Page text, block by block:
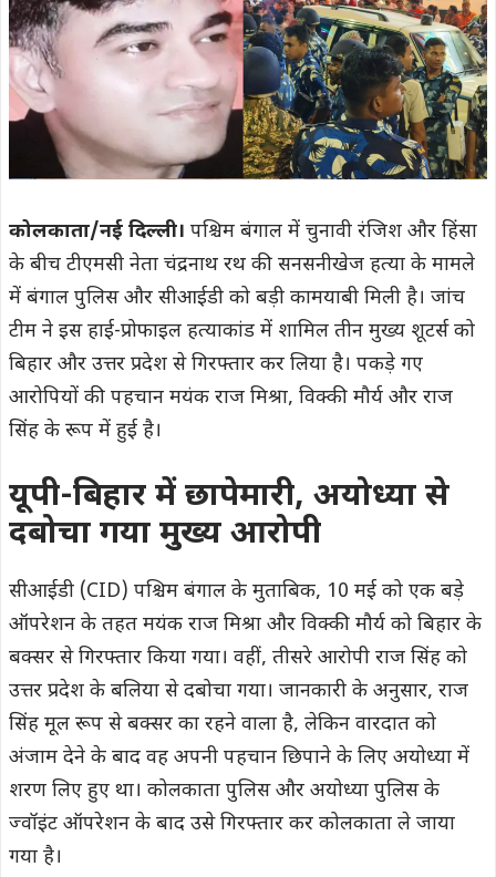
कोलकाता/नई दिल्ली। पश्चिम बंगाल में चुनावी रंजिश और हिंसा
के बीच टीएमसी नेता चंद्रनाथ रथ की सनसनीखेज हत्या के मामले
में बंगाल पुलिस और सीआईडी को बड़ी कामयाबी मिली है। जांच
टीम ने इस हाई-प्रोफाइल हत्याकांड में शामिल तीन मुख्य शूटर्स को
बिहार और उत्तर प्रदेश से गिरफ्तार कर लिया है। पकड़े गए
आरोपियों की पहचान मयंक राज मिश्रा, विक्की मौर्य और राज
सिंह के रूप में हुई है।
यूपी-बिहार में छापेमारी, अयोध्या से
दबोचा गया मुख्य आरोपी
सीआईडी (CID) पश्चिम बंगाल के मुताबिक, 10 मई को एक बड़े
ऑपरेशन के तहत मयंक राज मिश्रा और विक्की मौर्य को बिहार के
बक्सर से गिरफ्तार किया गया। वहीं, तीसरे आरोपी राज सिंह को
उत्तर प्रदेश के बलिया से दबोचा गया। जानकारी के अनुसार, राज
सिंह मूल रूप से बक्सर का रहने वाला है, लेकिन वारदात को
अंजाम देने के बाद वह अपनी पहचान छिपाने के लिए अयोध्या में
शरण लिए हुए था। कोलकाता पुलिस और अयोध्या पुलिस के
ज्वॉइंट ऑपरेशन के बाद उसे गिरफ्तार कर कोलकाता ले जाया
गया है।